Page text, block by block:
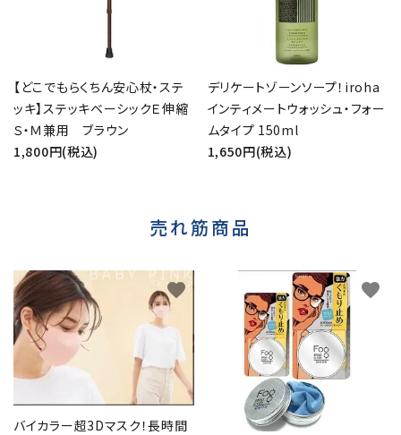
【どこでもらくちん安心杖・ステ
ッキ】ステッキベーシックＥ伸縮
Ｓ・Ｍ兼用 ブラウン
1,800円(税込)
デリケートゾーンソープ！iroha
インティメートウォッシュ・フォー
ムタイプ 150ml
1,650円(税込)
売れ筋商品
バイカラー超3Dマスク！長時間
favorite favorite